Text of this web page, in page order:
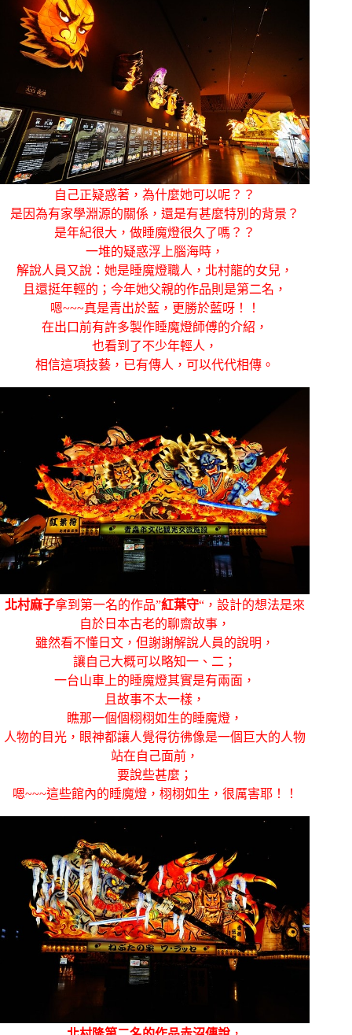
自己正疑惑著，為什麼她可以呢？？
是因為有家學淵源的關係，還是有甚麼特別的背景？
是年紀很大，做睡魔燈很久了嗎？？
一堆的疑惑浮上腦海時，
解說人員又說：她是睡魔燈職人，北村龍的女兒，
且還挺年輕的；今年她父親的作品則是第二名，
嗯~~~真是青出於藍，更勝於藍呀！！
在出口前有許多製作睡魔燈師傅的介紹，
也看到了不少年輕人，
相信這項技藝，已有傳人，可以代代相傳。
北村麻子拿到第一名的作品”紅葉守“，設計的想法是來
自於日本古老的聊齋故事，
雖然看不懂日文，但謝謝解說人員的說明，
讓自己大概可以略知一、二；
一台山車上的睡魔燈其實是有兩面，
且故事不太一樣，
瞧那一個個栩栩如生的睡魔燈，
人物的目光，眼神都讓人覺得彷彿像是一個巨大的人物
站在自己面前，
要說些甚麼；
嗯~~~這些館內的睡魔燈，栩栩如生，很厲害耶！！